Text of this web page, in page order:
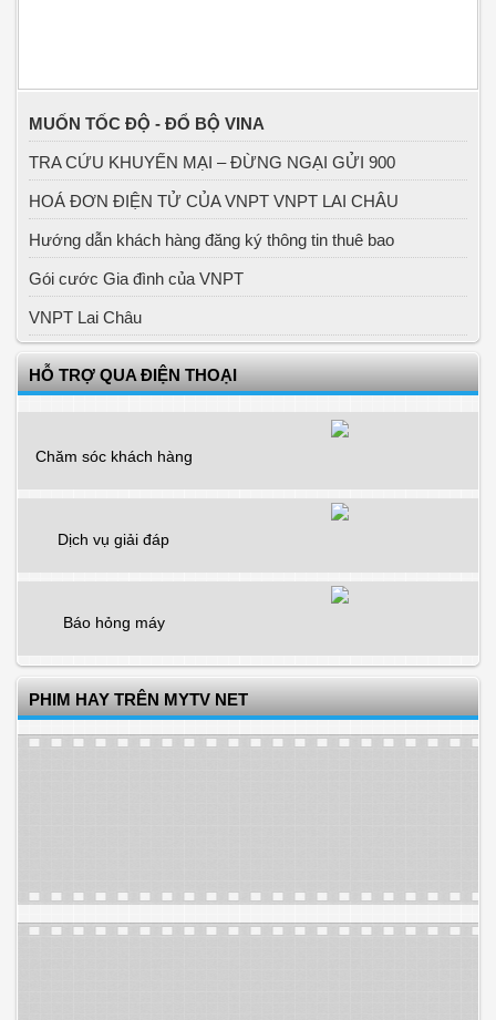
MUỐN TỐC ĐỘ - ĐỔ BỘ VINA
TRA CỨU KHUYẾN MẠI – ĐỪNG NGẠI GỬI 900
HOÁ ĐƠN ĐIỆN TỬ CỦA VNPT VNPT LAI CHÂU
Hướng dẫn khách hàng đăng ký thông tin thuê bao
Gói cước Gia đình của VNPT
VNPT Lai Châu
HỖ TRỢ QUA ĐIỆN THOẠI
Chăm sóc khách hàng
Dịch vụ giải đáp
Báo hỏng máy
PHIM HAY TRÊN MYTV NET